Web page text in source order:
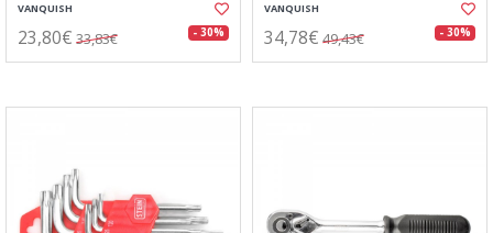
VANQUISH
23,80€ 33,83€ - 30%
VANQUISH
34,78€ 49,43€ - 30%